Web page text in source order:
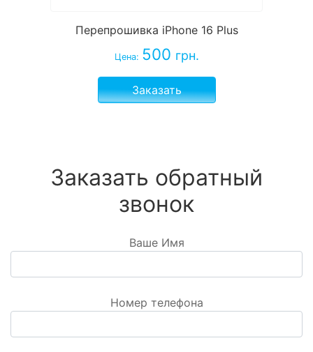
Перепрошивка iPhone 16 Plus
Цена: 500 грн.
Заказать
Заказать обратный
звонок
Ваше Имя
Номер телефона